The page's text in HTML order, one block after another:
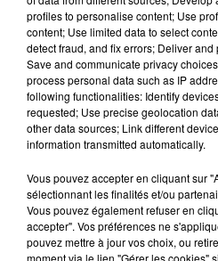
12h29
12h29
DJ GOJA & JASON DERULO &
MELODY
Mi Chico
profiles to personalise content; Use
content; Use limited data to select
detect fraud, and fix errors; Deliver
Save and communicate privacy
process personal data such as IP
following functionalities: Identify
requested; Use precise geolocation
other data sources; Link different
information transmitted automatically.
Vous pouvez accepter en cliquant sur
sélectionnant les finalités et/ou
Vous pouvez également refuser en
accepter". Vos préférences ne
pouvez mettre à jour vos choix, ou
moment via le lien "Gérer les cookies"